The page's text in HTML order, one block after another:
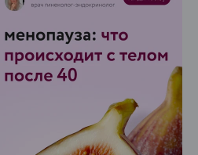
ЭФФЕКТИВНАЯ РЕКЛАМА НА САЙТЕ